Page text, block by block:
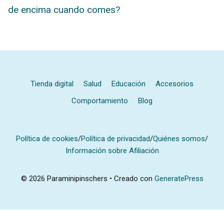
de encima cuando comes?
Tienda digital Salud Educación
Accesorios
Comportamiento
Blog
Política de cookies/Política de privacidad/Quiénes somos/
Información sobre Afiliación
© 2026 Paraminipinschers • Creado con GeneratePress